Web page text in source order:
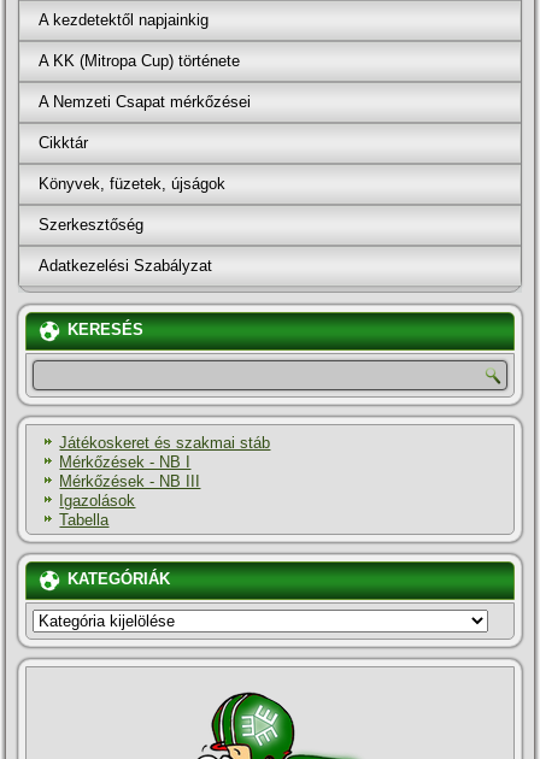
A kezdetektől napjainkig
A KK (Mitropa Cup) története
A Nemzeti Csapat mérkőzései
Cikktár
Könyvek, füzetek, újságok
Szerkesztőség
Adatkezelési Szabályzat
KERESÉS
Játékoskeret és szakmai stáb
Mérkőzések - NB I
Mérkőzések - NB III
Igazolások
Tabella
KATEGÓRIÁK
KATEGÓRIÁK